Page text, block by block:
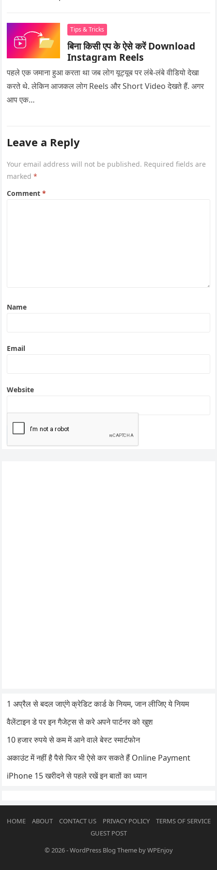
Tips & Tricks
बिना किसी एप के ऐसे करें Download
Instagram Reels
पहले एक जमाना हुआ करता था जब लोग यूट्यूब पर लंबे-लंबे वीडियो देखा
करते थे. लेकिन आजकल लोग Reels और Short Video देखते हैं. अगर
आप एक…
Leave a Reply
Your email address will not be published. Required fields are
marked*
Comment*
Name
Email
Website
1 अप्रैल से बदल जाएंगे क्रेडिट कार्ड के नियम, जान लीजिए ये नियम
वैलेंटाइन डे पर इन गैजेट्स से करे अपने पार्टनर को खुश
10 हजार रुपये से कम में आने वाले बेस्ट स्मार्टफोन
अकाउंट में नहीं है पैसे फिर भी ऐसे कर सकते हैं Online Payment
iPhone 15 खरीदने से पहले रखें इन बातों का ध्यान
HOME ABOUT CONTACT US PRIVACY POLICY
TERMS OF SERVICE
GUEST POST
© 2026-WordPress Blog ThemebyWPEnjoy